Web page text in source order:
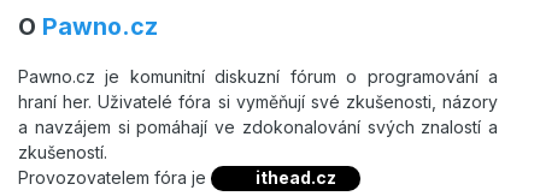
O Pawno.cz
Pawno.cz je komunitní diskuzní fórum o programování a
hraní her. Uživatelé fóra si vyměňují své zkušenosti, názory
a navzájem si pomáhají ve zdokonalování svých znalostí a
zkušeností.
Provozovatelem fóra je
ithead.cz